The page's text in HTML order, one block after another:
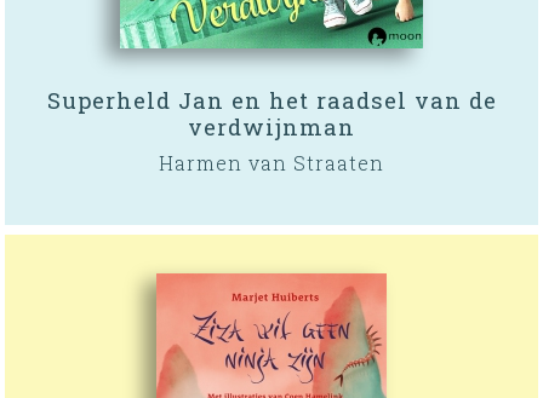
Superheld Jan en het raadsel van de
verdwijnman
Harmen van Straaten